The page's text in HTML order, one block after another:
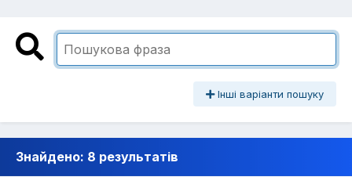
Інші варіанти пошуку
Знайдено: 8 результатів